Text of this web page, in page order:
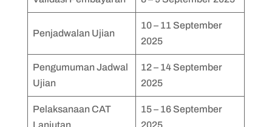
Penjadwalan Ujian
10 – 11 September
2025
Pengumuman Jadwal
Ujian
12 – 14 September
2025
Pelaksanaan CAT
Lanjutan
15 – 16 September
2025